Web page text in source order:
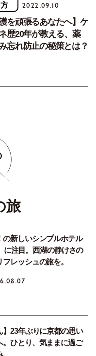
2022.09.10
護を頑張るあなたへ】ケ
歴20年が教える、薬
忘れ防止の秘策とは？
旅
の新しいシンプルホテル
に注目。西湖の静けさの
レッシュの旅を。
】23年ぶりに京都の思い
。ひとり、気ままに過ご